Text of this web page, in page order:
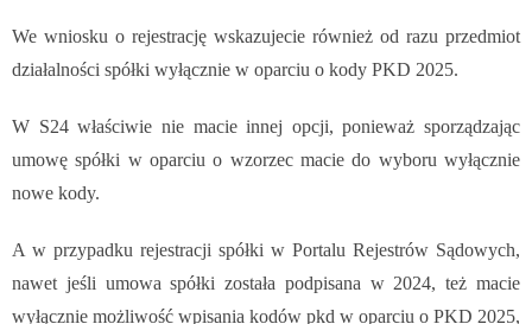
We wniosku o rejestrację wskazujecie również od razu przedmiot
działalności spółki wyłącznie w oparciu o kody PKD 2025.
W S24 właściwie nie macie innej opcji, ponieważ sporządzając
umowę spółki w oparciu o wzorzec macie do wyboru wyłącznie
nowe kody.
A w przypadku rejestracji spółki w Portalu Rejestrów Sądowych,
nawet jeśli umowa spółki została podpisana w 2024, też macie
wyłącznie możliwość wpisania kodów pkd w oparciu o PKD 2025,